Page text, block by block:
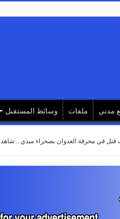
مدني ملفات وسائط المستقبل
قتل في محرقة العدوان بصحراء ميدي .. شاهد